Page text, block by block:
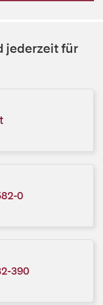
jederzeit für
0
390